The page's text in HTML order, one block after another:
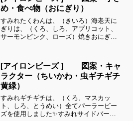
め・食べ物（おにぎり）
すみれたくわんは、（きいろ）海老天に
ぎりは、（くろ、しろ、アプリコット、
サーモンピンク、ローズ）焼きおにぎり
モンピンク、こむぎいろ）めんたいこ
は、（しろ、ローズ）オムライ...
[アイロンビーズ ] 図案・キャ
ラクター（ちいかわ・虫ギチギチ
黄緑）
すみれギチギチは、（くろ、マスカッ
ト、しろ、とうめい）全てパーラービー
ズを使用しました✨すみれサイドバーの